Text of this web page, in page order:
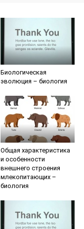
Биологическая
эволюция – биология
Общая характеристика
и особенности
внешнего строения
млекопитающих –
биология